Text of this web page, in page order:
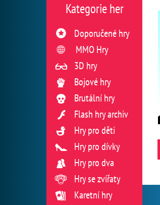
Kategorie her
Doporučené hry
MMO Hry
3D hry
Bojové hry
Brutální hry
Flash hry archiv
Hry pro děti
Hry pro dívky
Hry pro dva
Hry se zvířaty
Karetní hry